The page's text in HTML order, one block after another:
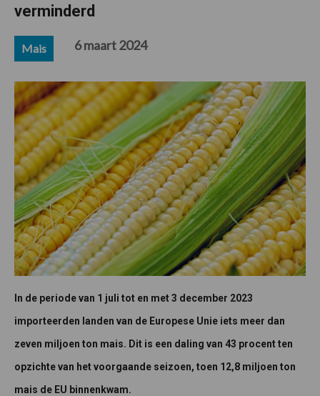
verminderd
Mais 6 maart 2024
In de periode van 1 juli tot en met 3 december 2023
importeerden landen van de Europese Unie iets meer dan
zeven miljoen ton mais. Dit is een daling van 43 procent ten
opzichte van het voorgaande seizoen, toen 12,8 miljoen ton
mais de EU binnenkwam.